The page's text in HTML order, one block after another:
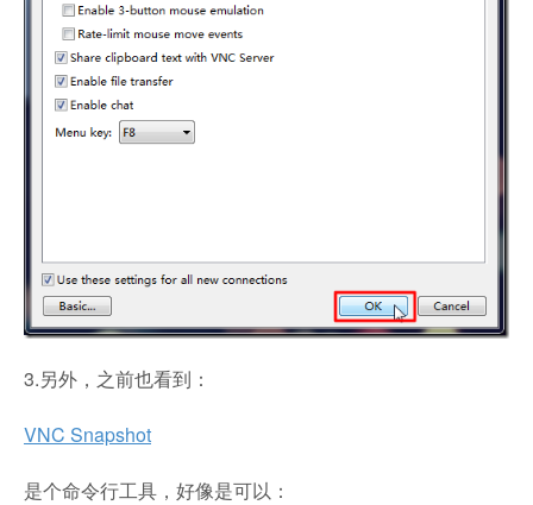
3.另外，之前也看到：
VNC Snapshot
是个命令行工具，好像是可以：